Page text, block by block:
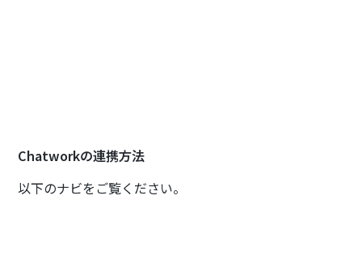
Chatworkの連携方法
以下のナビをご覧ください。